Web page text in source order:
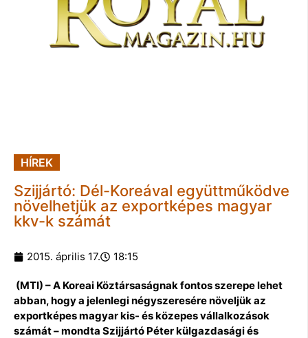
HÍREK
Szijjártó: Dél-Koreával együttműködve
növelhetjük az exportképes magyar
kkv-k számát
2015. április 17. 18:15
(MTI) – A Koreai Köztársaságnak fontos szerepe lehet
abban, hogy a jelenlegi négyszeresére növeljük az
exportképes magyar kis- és közepes vállalkozások
számát – mondta Szijjártó Péter külgazdasági és